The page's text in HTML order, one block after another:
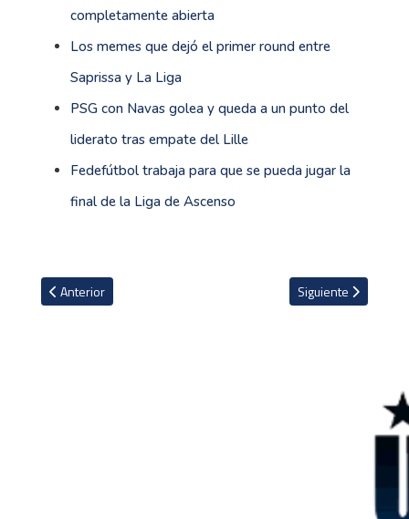
completamente abierta
Los memes que dejó el primer round entre
Saprissa y La Liga
PSG con Navas golea y queda a un punto del
liderato tras empate del Lille
Fedefútbol trabaja para que se pueda jugar la
final de la Liga de Ascenso
Artículo anterior: Ruiz destaca reacción tras un primer tiempo
Anterior Artículo siguiente:
Siguiente